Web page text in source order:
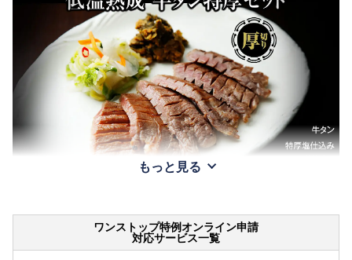
もっと見る
ワンストップ特例オンライン申請
対応サービス一覧